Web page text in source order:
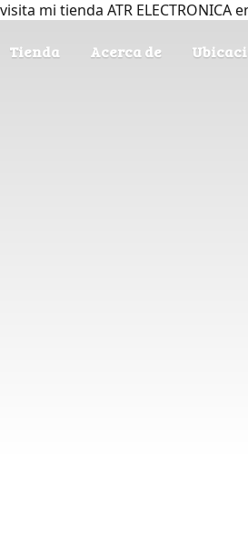
visita mi tienda ATR
Tienda Acerca de